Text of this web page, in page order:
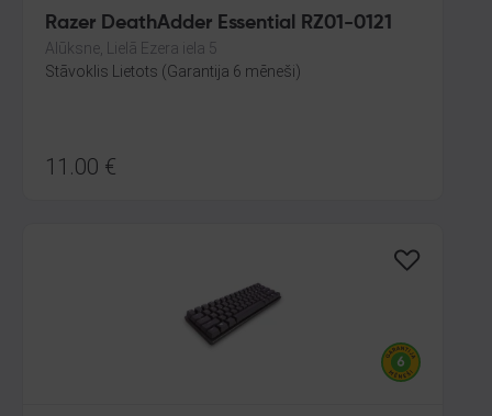
Razer DeathAdder Essential RZ01-0121
Alūksne, Lielā Ezera iela 5
Stāvoklis Lietots (Garantija 6 mēneši)
11.00 €